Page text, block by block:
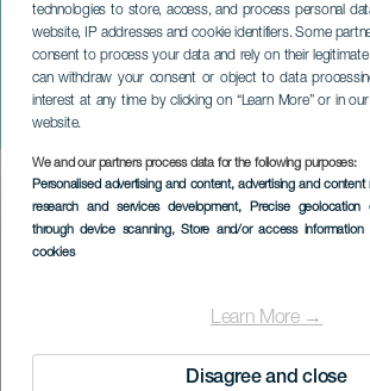
technologies to store, access, and process personal
website, IP addresses and cookie identifiers. Some
consent to process your data and rely on their
can withdraw your consent or object to data
interest at any time by clicking on “Learn More” or in
website.
We and our partners process data for the following purposes:
Personalised advertising and content, advertising and
research and services development, Precise geolocation
through device scanning, Store and/or access
cookies
Learn More →
Disagree and close
Said Muti en
GRAN CANARIA
Imagen
Listado